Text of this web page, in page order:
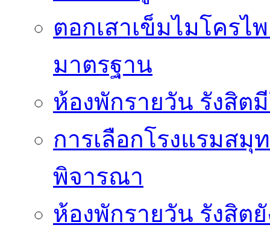
ตอกเสาเข็มไมโคร
มาตรฐาน
ห้องพักรายวัน รังสิต
การเลือกโรงแรมสมุ
พิจารณา
ห้องพักรายวัน รังสิต